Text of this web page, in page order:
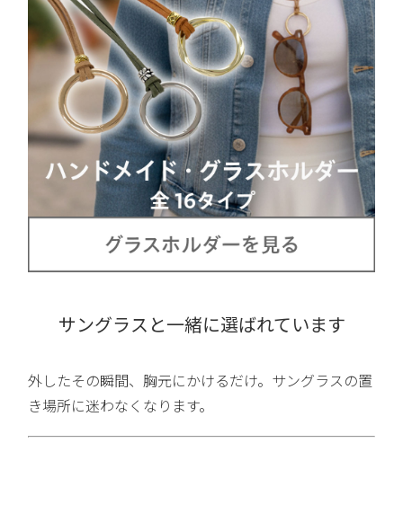
サングラスと一緒に選ばれています
外したその瞬間、胸元にかけるだけ。サングラスの置
き場所に迷わなくなります。